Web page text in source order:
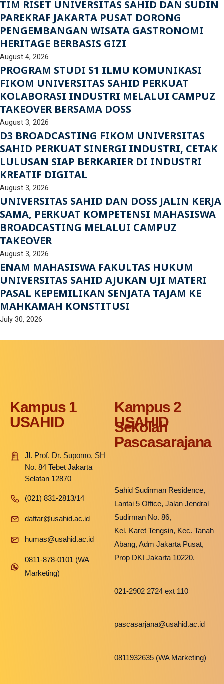
TIM RISET UNIVERSITAS SAHID DAN SUDIN
PAREKRAF JAKARTA PUSAT DORONG
PENGEMBANGAN WISATA GASTRONOMI
HERITAGE BERBASIS GIZI
August 4, 2026
PROGRAM STUDI S1 ILMU KOMUNIKASI
FIKOM UNIVERSITAS SAHID PERKUAT
KOLABORASI INDUSTRI MELALUI CAMPUZ
TAKEOVER BERSAMA DOSS
August 3, 2026
D3 BROADCASTING FIKOM UNIVERSITAS
SAHID PERKUAT SINERGI INDUSTRI, CETAK
LULUSAN SIAP BERKARIER DI INDUSTRI
KREATIF DIGITAL
August 3, 2026
UNIVERSITAS SAHID DAN DOSS JALIN KERJA
SAMA, PERKUAT KOMPETENSI MAHASISWA
BROADCASTING MELALUI CAMPUZ
TAKEOVER
August 3, 2026
ENAM MAHASISWA FAKULTAS HUKUM
UNIVERSITAS SAHID AJUKAN UJI MATERI
PASAL KEPEMILIKAN SENJATA TAJAM KE
MAHKAMAH KONSTITUSI
July 30, 2026
Kampus 1
USAHID
Jl. Prof. Dr. Supomo, SH
No. 84 Tebet Jakarta
Selatan 12870
(021) 831-2813/14
daftar@usahid.ac.id
humas@usahid.ac.id
0811-878-0101 (WA
Marketing)
Kampus 2
USAHID
Sekolah
Pascasarajana
Sahid Sudirman Residence,
Lantai 5 Office, Jalan Jendral
Sudirman No. 86,
Kel. Karet Tengsin, Kec. Tanah
Abang, Adm Jakarta Pusat,
Prop DKI Jakarta 10220.
021-2902 2724 ext 110
pascasarjana@usahid.ac.id
0811932635 (WA Marketing)